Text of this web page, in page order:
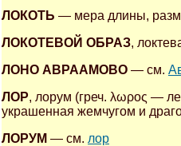
ЛОКОТЬ — мера длины,
ЛОКОТЕВОЙ ОБРАЗ,
ЛОНО АВРААМОВО — см.
ЛОР, лорум (греч. λωρος —
украшенная жемчугом и
ЛОРУМ — см. лор